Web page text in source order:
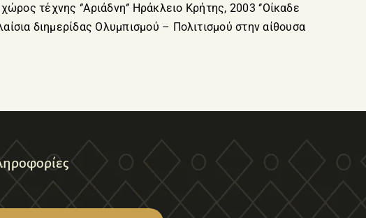
τέχνης ‘’Αριάδνη‘’ Ηράκλειο Κρήτης, 2003 ‘’Οίκαδε
διημερίδας Ολυμπισμού – Πολιτισμού στην αίθουσα